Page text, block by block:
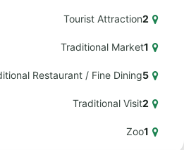
2
Tourist Attraction
1
Traditional Market
5
Restaurant / Fine Dining
2
Traditional Visit
1
Zoo